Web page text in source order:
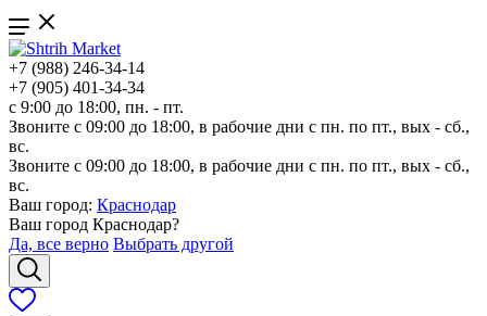
+7 (988) 246-34-14
+7 (905) 401-34-34
с 9:00 до 18:00, пн. - пт.
Звоните с 09:00 до 18:00, в рабочие дни с пн. по пт., вых - сб.,
вс.
Звоните с 09:00 до 18:00, в рабочие дни с пн. по пт., вых - сб.,
вс.
Ваш город: Краснодар
Ваш город Краснодар?
Да, все верно Выбрать другой